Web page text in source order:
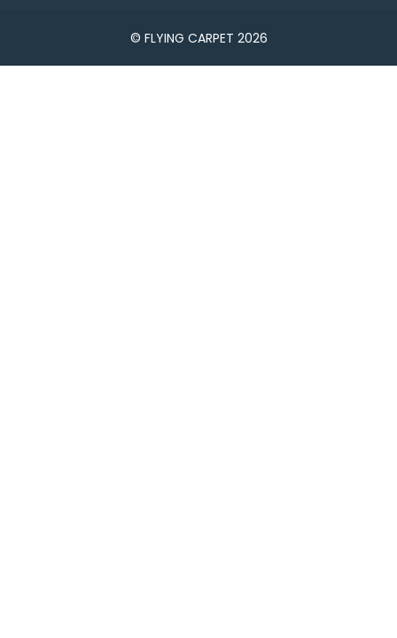
© FLYING CARPET 2026